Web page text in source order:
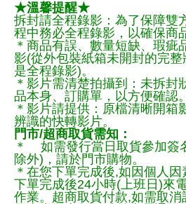
★溫馨提醒★
拆封請全程錄影：為了保障雙
程中務必全程錄影，以確保商
＊商品有誤、數量短缺、瑕疵
影(從外包裝紙箱未開封的完
是全程錄影)。
＊影片需清楚拍攝到：未拆封
品本身、訂購單，以方便確認。
＊影片請提供：原檔清晰開箱
辨識的快轉影片。
門市/超商取貨需知：
＊ 如需發行當日取貨參加簽
除外)，請於門市購物。
＊在您下單完成後,如因個人
下單完成後24小時(上班日)來
作業。超商取貨付款,如需取消